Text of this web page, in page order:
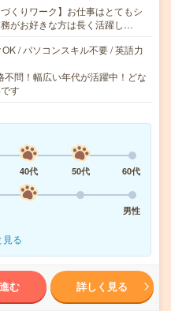
くりワーク】お仕事はとてもシ
がお好きな方は長く活躍し…
/ パソコンスキル不要 / 英語力
問！幅広い年代が活躍中！どな
す
40代 50代
60代
男性
見る
む 詳しく見る